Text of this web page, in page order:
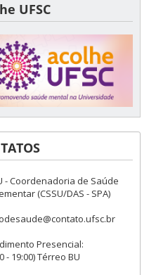
UFSC
- Coordenadoria de Saúde
(CSSU/DAS - SPA)
Presencial:
- 19:00) Térreo BU